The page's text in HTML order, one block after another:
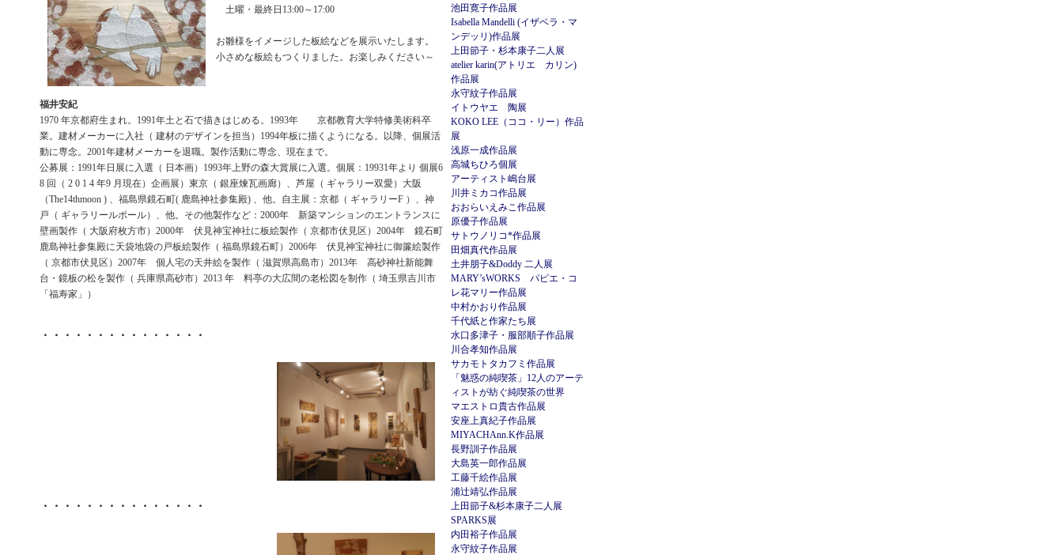
池田寛子作品展
Isabella Mandelli (イザベラ・マ
ンデッリ)作品展
上田節子・杉本康子二人展
atelier karin(アトリエ カリン)
作品展
永守紋子作品展
イトウヤエ 陶展
KOKO LEE（ココ・リー）作品
展
浅原一成作品展
高城ちひろ個展
アーティスト嶋台展
川井ミカコ作品展
おおらいえみこ作品展
原優子作品展
サトウノリコ*作品展
田畑真代作品展
土井朋子&Doddy 二人展
MARY’sWORKS パピエ・コ
レ花マリー作品展
中村かおり作品展
千代紙と作家たち展
水口多津子・服部順子作品展
川合孝知作品展
サカモトタカフミ作品展
「魅惑の純喫茶」12人のアーテ
ィストが紡ぐ純喫茶の世界
マエストロ貴古作品展
安座上真紀子作品展
MIYACHAnn.K作品展
長野訓子作品展
大島英一郎作品展
工藤千絵作品展
浦辻靖弘作品展
上田節子&杉本康子二人展
SPARKS展
内田裕子作品展
永守紋子作品展
土曜・最終日13:00～17:00
お雛様をイメージした板絵などを展示いたします。
小さめな板絵もつくりました。お楽しみください～
福井安紀
1970 年京都府生まれ。1991年土と石で描きはじめる。1993年 京都教育大学特修美術科卒
業。建材メーカーに入社（ 建材のデザインを担当）1994年板に描くようになる。以降、個展活
動に専念。2001年建材メーカーを退職。製作活動に専念、現在まで。
公募展：1991年日展に入選（ 日本画）1993年上野の森大賞展に入選。個展：19931年より 個展6
8 回（ 2 0 1 4 年9 月現在）企画展）東京（ 銀座煉瓦画廊）、芦屋（ ギャラリー双愛）大阪
（The14thmoon ) 、福島県鏡石町( 鹿島神社参集殿) 、他。自主展：京都（ ギャラリーF ）、神
戸（ ギャラリールポール）、他。その他製作など：2000年 新築マンションのエントランスに
壁画製作（ 大阪府枚方市）2000年 伏見神宝神社に板絵製作（ 京都市伏見区）2004年 鏡石町
鹿島神社参集殿に天袋地袋の戸板絵製作（ 福島県鏡石町）2006年 伏見神宝神社に御簾絵製作
（ 京都市伏見区）2007年 個人宅の天井絵を製作（ 滋賀県高島市）2013年 高砂神社新能舞
台・鏡板の松を製作（ 兵庫県高砂市）2013 年 料亭の大広間の老松図を制作（ 埼玉県吉川市
「福寿家」）
・・・・・・・・・・・・・・・
・・・・・・・・・・・・・・・